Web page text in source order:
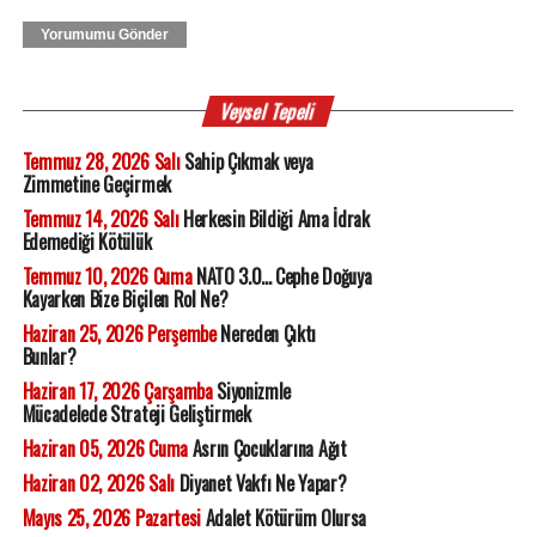
Yorumumu Gönder
Veysel Tepeli
Temmuz 28, 2026 SalıSahip Çıkmak veya
Zimmetine Geçirmek
Temmuz 14, 2026 SalıHerkesin Bildiği Ama İdrak
Edemediği Kötülük
Temmuz 10, 2026 CumaNATO 3.0... Cephe Doğuya
Kayarken Bize Biçilen Rol Ne?
Haziran 25, 2026 PerşembeNereden Çıktı
Bunlar?
Haziran 17, 2026 ÇarşambaSiyonizmle
Mücadelede Strateji Geliştirmek
Haziran 05, 2026 CumaAsrın Çocuklarına Ağıt
Haziran 02, 2026 SalıDiyanet Vakfı Ne Yapar?
Mayıs 25, 2026 PazartesiAdalet Kötürüm Olursa